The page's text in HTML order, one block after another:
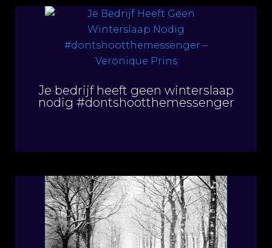
Je bedrijf heeft geen winterslaap
nodig #dontshootthemessenger